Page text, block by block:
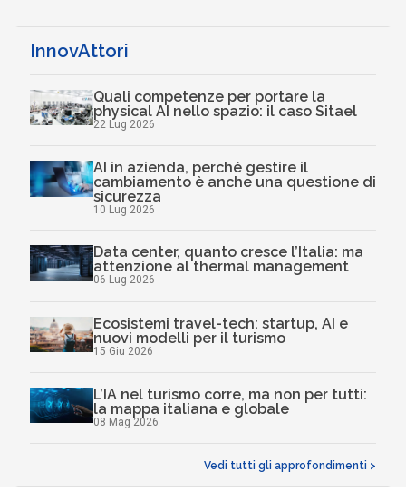
InnovAttori
Quali competenze per portare la
physical AI nello spazio: il caso Sitael
22 Lug 2026
AI in azienda, perché gestire il
cambiamento è anche una questione di
sicurezza
10 Lug 2026
Data center, quanto cresce l’Italia: ma
attenzione al thermal management
06 Lug 2026
Ecosistemi travel-tech: startup, AI e
nuovi modelli per il turismo
15 Giu 2026
L’IA nel turismo corre, ma non per tutti:
la mappa italiana e globale
08 Mag 2026
Vedi tutti gli approfondimenti >